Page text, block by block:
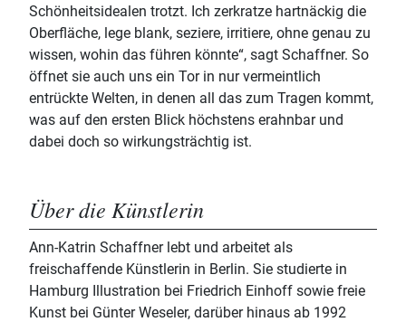
Schönheitsidealen trotzt. Ich zerkratze hartnäckig die
Oberfläche, lege blank, seziere, irritiere, ohne genau zu
wissen, wohin das führen könnte“, sagt Schaffner. So
öffnet sie auch uns ein Tor in nur vermeintlich
entrückte Welten, in denen all das zum Tragen kommt,
was auf den ersten Blick höchstens erahnbar und
dabei doch so wirkungsträchtig ist.
Über die Künstlerin
Ann-Katrin Schaffner lebt und arbeitet als
freischaffende Künstlerin in Berlin. Sie studierte in
Hamburg Illustration bei Friedrich Einhoff sowie freie
Kunst bei Günter Weseler, darüber hinaus ab 1992